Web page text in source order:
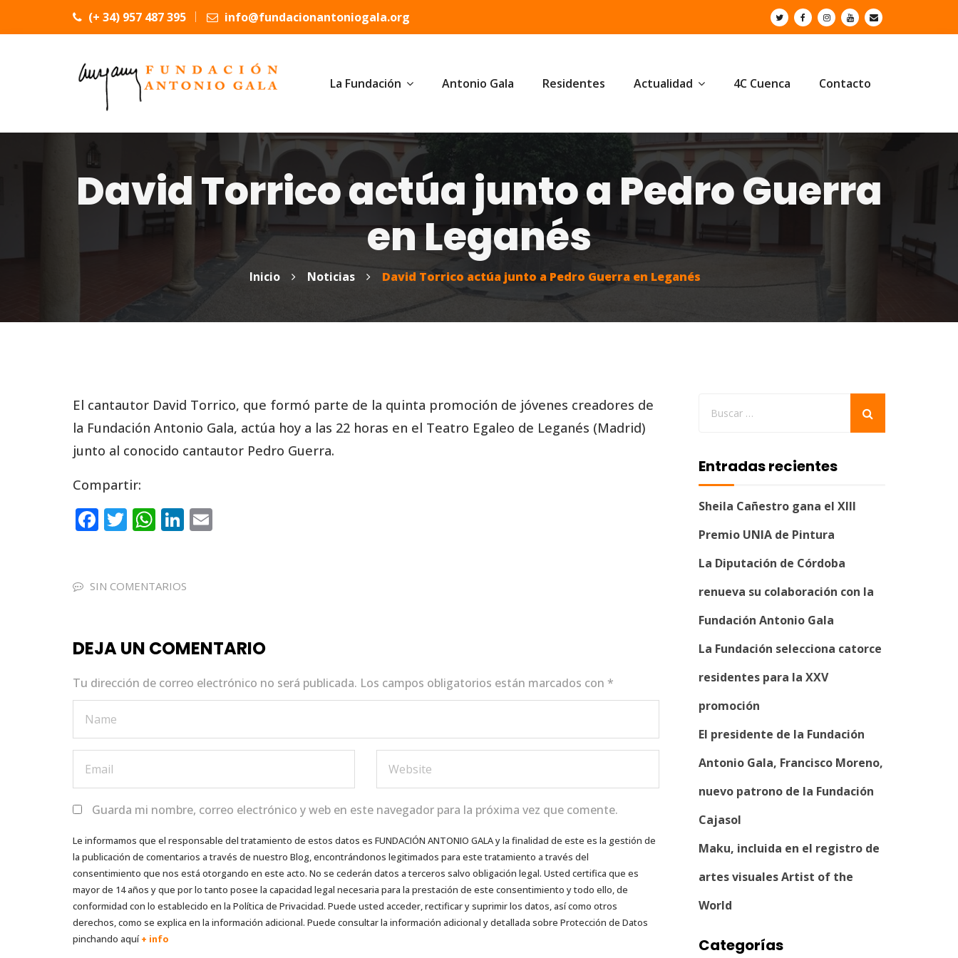
(+ 34) 957 487 395 info@fundacionantoniogala.org
La Fundación Antonio Gala Residentes Actualidad 4C Cuenca Contacto
David Torrico actúa junto a Pedro Guerra
en Leganés
Inicio Noticias David Torrico actúa junto a Pedro Guerra en Leganés
El cantautor David Torrico, que formó parte de la quinta promoción de jóvenes creadores de
la Fundación Antonio Gala, actúa hoy a las 22 horas en el Teatro Egaleo de Leganés (Madrid)
junto al conocido cantautor Pedro Guerra.
Compartir:
F
e
o
k
T
te
W
ts
p
Li
e
SIN COMENTARIOS
DEJA UN COMENTARIO
Tu dirección de correo electrónico no será publicada. Los campos obligatorios están marcados con *
Guarda mi nombre, correo electrónico y web en este navegador para la próxima vez que comente.
Le informamos que el responsable del tratamiento de estos datos es FUNDACIÓN ANTONIO GALA y la finalidad de este es la gestión de
la publicación de comentarios a través de nuestro Blog, encontrándonos legitimados para este tratamiento a través del
consentimiento que nos está otorgando en este acto. No se cederán datos a terceros salvo obligación legal. Usted certifica que es
mayor de 14 años y que por lo tanto posee la capacidad legal necesaria para la prestación de este consentimiento y todo ello, de
conformidad con lo establecido en la Política de Privacidad. Puede usted acceder, rectificar y suprimir los datos, así como otros
derechos, como se explica en la información adicional. Puede consultar la información adicional y detallada sobre Protección de Datos
pinchando aquí+ info
Entradas recientes
Sheila Cañestro gana el XIII
Premio UNIA de Pintura
La Diputación de Córdoba
renueva su colaboración con la
Fundación Antonio Gala
La Fundación selecciona catorce
residentes para la XXV
promoción
El presidente de la Fundación
Antonio Gala, Francisco Moreno,
nuevo patrono de la Fundación
Cajasol
Maku, incluida en el registro de
artes visuales Artist of the
World
Categorías